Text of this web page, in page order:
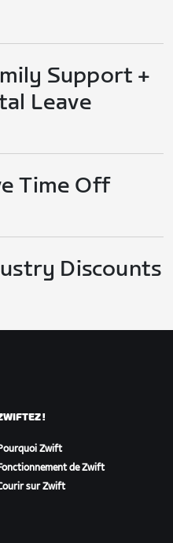
Support +
Leave
Time Off
Discounts
!
Zwift
de Zwift
sur Zwift